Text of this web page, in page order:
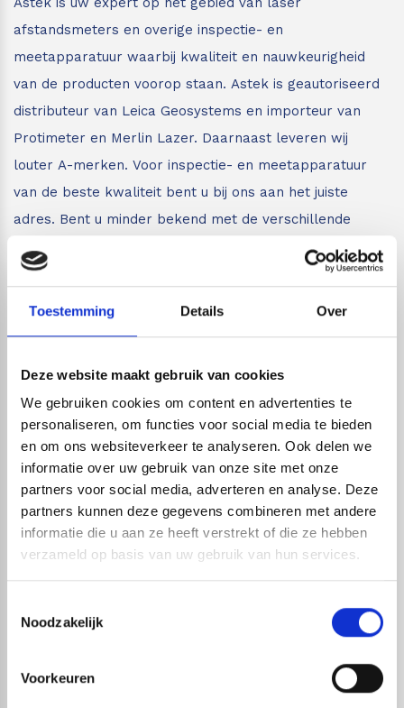
Toestemming Details Over
Deze website maakt gebruik van cookies
We gebruiken cookies om content en advertenties te
personaliseren, om functies voor social media te bieden
en om ons websiteverkeer te analyseren. Ook delen we
informatie over uw gebruik van onze site met onze
partners voor social media, adverteren en analyse. Deze
partners kunnen deze gegevens combineren met andere
informatie die u aan ze heeft verstrekt of die ze hebben
verzameld op basis van uw gebruik van hun services.
Noodzakelijk
Voorkeuren
afstandsmeters en overige inspectie- en
meetapparatuur waarbij kwaliteit en nauwkeurigheid
van de producten voorop staan. Astek is geautoriseerd
distributeur van Leica Geosystems en importeur van
Protimeter en Merlin Lazer. Daarnaast leveren wij
louter A-merken. Voor inspectie- en meetapparatuur
van de beste kwaliteit bent u bij ons aan het juiste
adres. Bent u minder bekend met de verschillende
inspectie- en meetapparatuur zoals afstandsmeters,
lijnlasers en glasmeters?
Wij leveren vakkundig advies
en helpen wij u bij het vergelijken van de verschillende
modellen om tot de beste keuze te komen. Meer
informatie over specifieke producten kunt u vinden op
de productpagina’s. Mocht u daarna nog vragen hebben
dan kunt u altijd per mail of telefoon contact met ons
opnemen.
Chat met één van onze specialisten
Maandag t/m zondag tussen: 7:00 uur tot 22:00 uur